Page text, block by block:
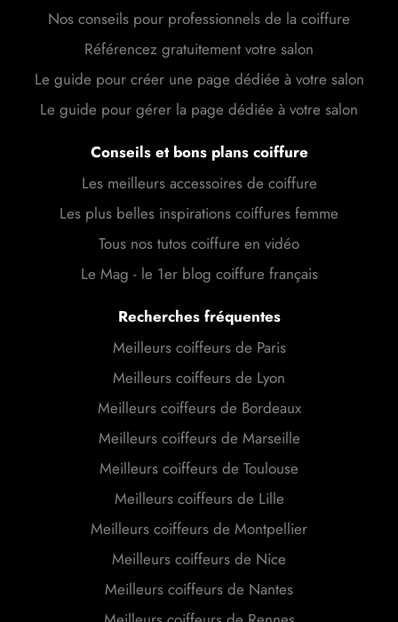
Nos conseils pour professionnels de la coiffure
Référencez gratuitement votre salon
Le guide pour créer une page dédiée à votre salon
Le guide pour gérer la page dédiée à votre salon
Conseils et bons plans coiffure
Les meilleurs accessoires de coiffure
Les plus belles inspirations coiffures femme
Tous nos tutos coiffure en vidéo
Le Mag - le 1er blog coiffure français
Recherches fréquentes
Meilleurs coiffeurs de Paris
Meilleurs coiffeurs de Lyon
Meilleurs coiffeurs de Bordeaux
Meilleurs coiffeurs de Marseille
Meilleurs coiffeurs de Toulouse
Meilleurs coiffeurs de Lille
Meilleurs coiffeurs de Montpellier
Meilleurs coiffeurs de Nice
Meilleurs coiffeurs de Nantes